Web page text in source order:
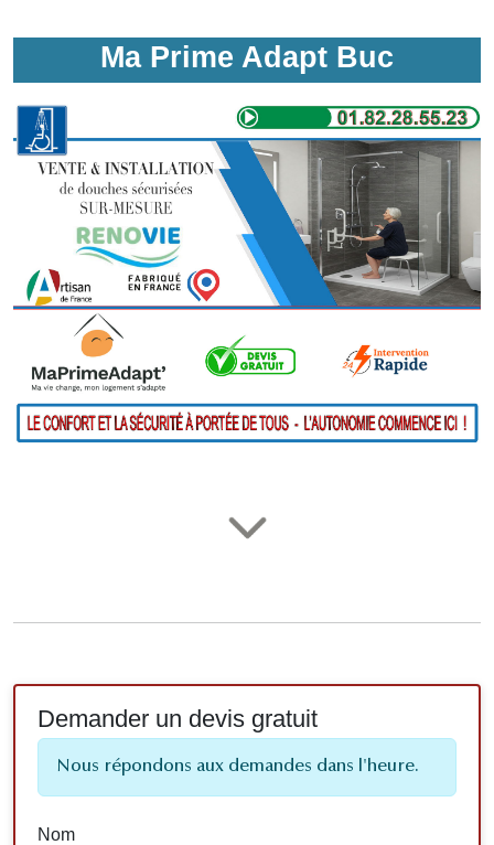
Ma Prime Adapt Buc
Demander un devis gratuit
Nous répondons aux demandes dans l'heure.
Nom